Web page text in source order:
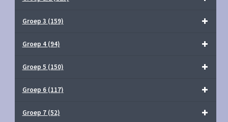
Groep 3 (159)
Groep 4 (94)
Groep 5 (150)
Groep 6 (117)
Groep 7 (52)